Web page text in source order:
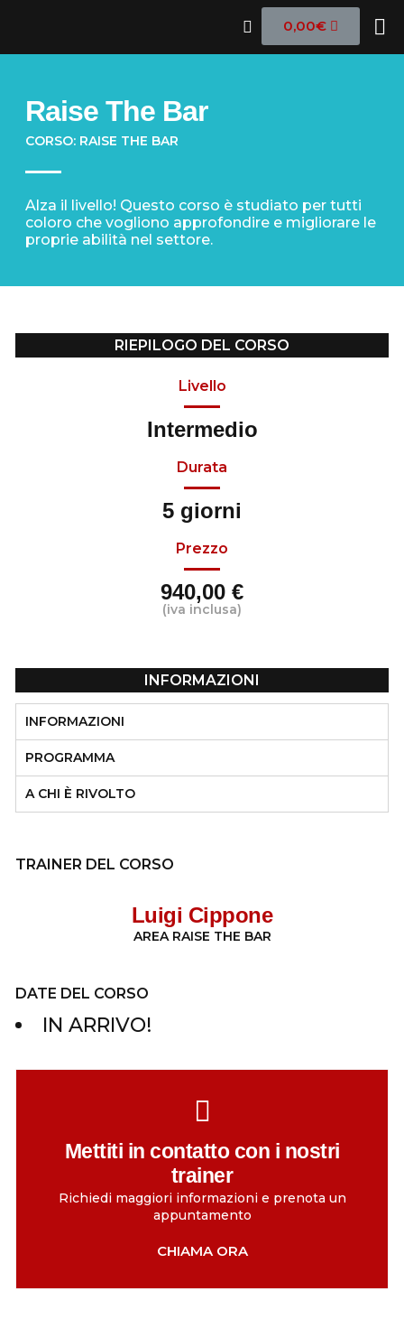
0,00€
Raise The Bar
CORSO: RAISE THE BAR
Alza il livello! Questo corso è studiato per tutti
coloro che vogliono approfondire e migliorare le
proprie abilità nel settore.
RIEPILOGO DEL CORSO
Livello
Intermedio
Durata
5 giorni
Prezzo
940,00 €
(iva inclusa)
INFORMAZIONI
INFORMAZIONI
PROGRAMMA
A CHI È RIVOLTO
TRAINER DEL CORSO
Luigi Cippone
AREA RAISE THE BAR
DATE DEL CORSO
IN ARRIVO!
Mettiti in contatto con i nostri
trainer
Richiedi maggiori informazioni e prenota un
appuntamento
CHIAMA ORA